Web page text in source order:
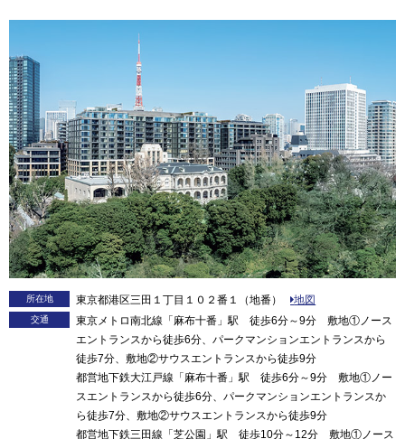
所在地 東京都港区三田１丁目１０２番１（地番） 地図
交通
東京メトロ南北線「麻布十番」駅 徒歩6分～9分 敷地①ノース
エントランスから徒歩6分、パークマンションエントランスから
徒歩7分、敷地②サウスエントランスから徒歩9分
都営地下鉄大江戸線「麻布十番」駅 徒歩6分～9分 敷地①ノー
スエントランスから徒歩6分、パークマンションエントランスか
ら徒歩7分、敷地②サウスエントランスから徒歩9分
都営地下鉄三田線「芝公園」駅 徒歩10分～12分 敷地①ノース